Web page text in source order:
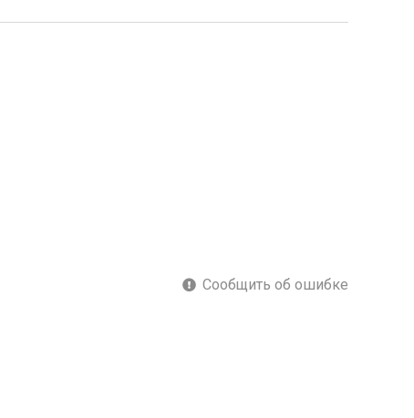
Сообщить об ошибке